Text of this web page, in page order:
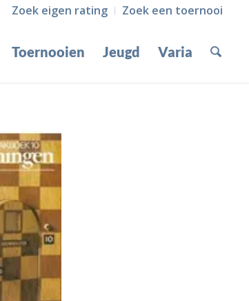
Zoek eigen rating Zoek een toernooi
Toernooien Jeugd Varia